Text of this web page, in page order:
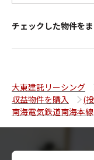
チェックした物件を
大東建託リーシング
収益物件を購入
(
南海電気鉄道南海本線